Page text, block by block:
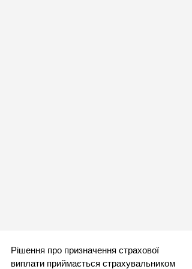
Рішення про призначення страхової
виплати приймається страхувальником